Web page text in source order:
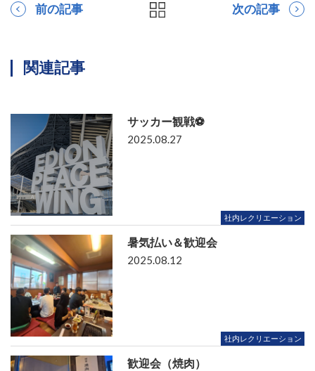
前の記事 次の記事
関連記事
サッカー観戦⚽
社内レクリエーション
2025.08.27
暑気払い＆歓迎会
社内レクリエーション
2025.08.12
歓迎会（焼肉）